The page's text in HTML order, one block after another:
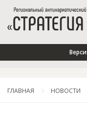
ГЛАВНАЯ НОВОСТИ